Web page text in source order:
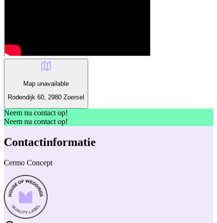
Map unavailable
Rodendijk 60, 2980 Zoersel
Neem nu contact op!
Neem nu contact op!
Contactinformatie
Cermo Concept